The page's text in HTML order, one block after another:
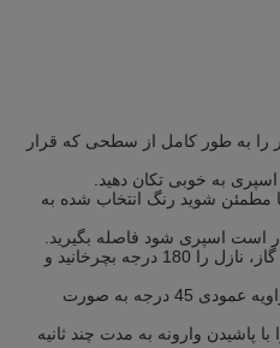
را به طور کامل از سطحی که قرار
به خوبی تکان دهید.
مطمئن شوید رنگ انتخاب شده به
در صورت کم رنگ بودن یا خروج گاز، نازل را 180 درجه بچرخانید و
در حین سمپاشی، قوطی را در زاویه عمودی 45 درجه به صورت
پاشیدن وارونه به مدت چند ثانیه